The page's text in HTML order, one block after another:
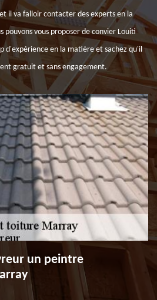
il va falloir contacter des experts en la
pouvons vous proposer de convier Louiti
d'expérience en la matière et sachez qu'il
gratuit et sans engagement.
un peintre